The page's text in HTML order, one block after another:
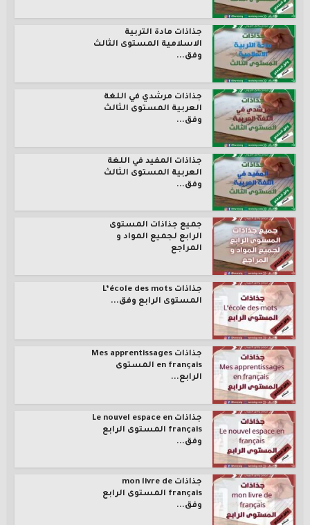
جذاذات مادة التربية
الاسلامية المستوى الثالث
وفق...
جذاذات مرشدي في اللغة
العربية المستوى الثالث
وفق...
جذاذات المفيد في اللغة
العربية المستوى الثالث
وفق...
جميع جذاذات المستوى
الرابع لجميع المواد و
المراجع
جذاذات L’école des mots
المستوى الرابع وفق...
جذاذات Mes apprentissages
en français المستوى
الرابع...
جذاذات Le nouvel espace en
français المستوى الرابع
وفق...
جذاذات mon livre de
français المستوى الرابع
وفق...